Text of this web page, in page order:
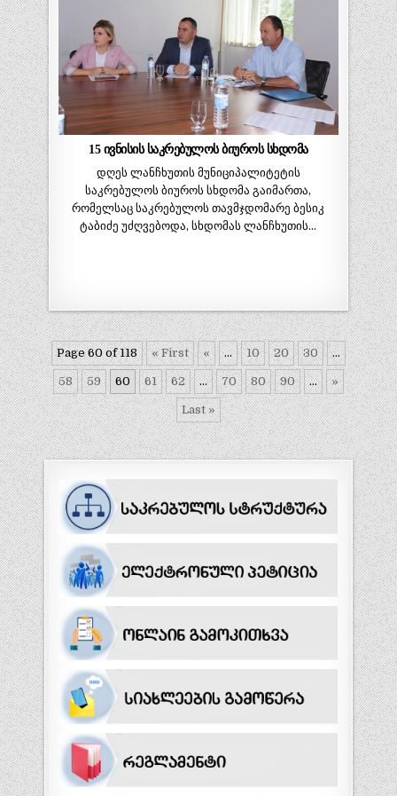
15 ივნისის საკრებულოს ბიუროს სხდომა
დღეს ლანჩხუთის მუნიციპალიტეტის
საკრებულოს ბიუროს სხდომა გაიმართა,
რომელსაც საკრებულოს თავმჯდომარე ბესიკ
ტაბიძე უძღვებოდა, სხდომას ლანჩხუთის…
Page 60 of 118 « First « ... 10 20 30 ...
58 59 60 61 62 ... 70 80 90 ... »
Last »